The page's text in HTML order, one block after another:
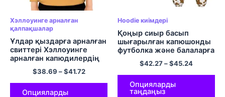
Хэллоуинге арналған
қалпақшалар
Ұлдар қыздарға арналған
свиттері Хэллоуинге
арналған капюдилердің
үстіңгі киімдері
Күнделікті қалпақшалар
Полиэстер ұзын жеңді
сыртқы киім
$38.69 –$41.72
Опцияларды
Hoodie киімдері
Қоңыр сиыр басып
шығарылған капюшонды
футболка және балаларға
арналған шалбар Толық
басып шығарылған
графикалық капюди
киімдері
$42.27–$45.24
Опцияларды
таңдаңыз